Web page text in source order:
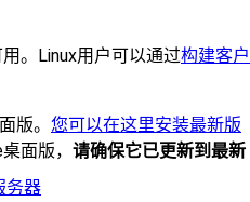
务器
。Linux用户可以通过构建客户
版。 您可以在这里安装最新版
面版， 请确保它已更新到最新